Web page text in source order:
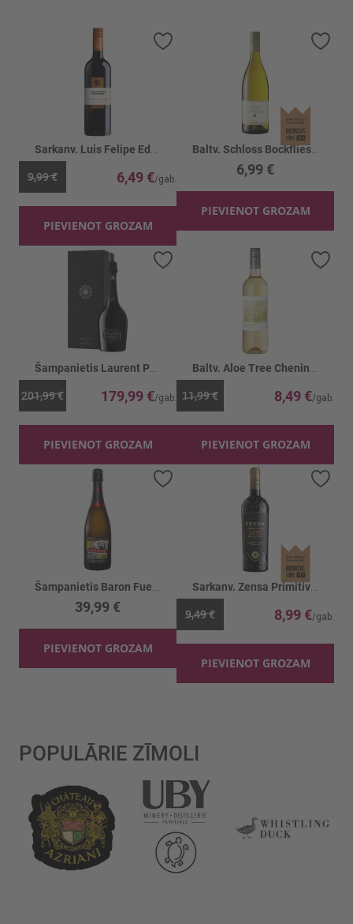
9,99 € 6,49 €
PIEVIENOT GROZAM
6,99 €
PIEVIENOT GROZAM
201,99 € 179,99 €
PIEVIENOT GROZAM
Pievienot vēlmju sarakstam
11,99 € 8,49 €
PIEVIENOT GROZAM
39,99 €
PIEVIENOT GROZAM
9,49 € 8,99 €
PIEVIENOT GROZAM
POPULĀRIE ZĪMOLI